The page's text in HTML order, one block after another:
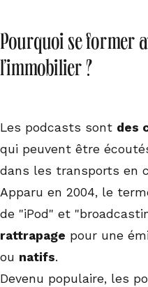
Pourquoi se former
l’immobilier ?
Les podcasts sont des
qui peuvent être
dans les transports en
Apparu en 2004, le
de "iPod" et
rattrapage pour une
ou natifs.
Devenu populaire, les